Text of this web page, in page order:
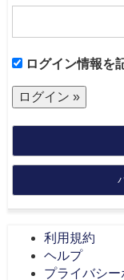
ログイン情報を
利用規約
ヘルプ
プライバシー